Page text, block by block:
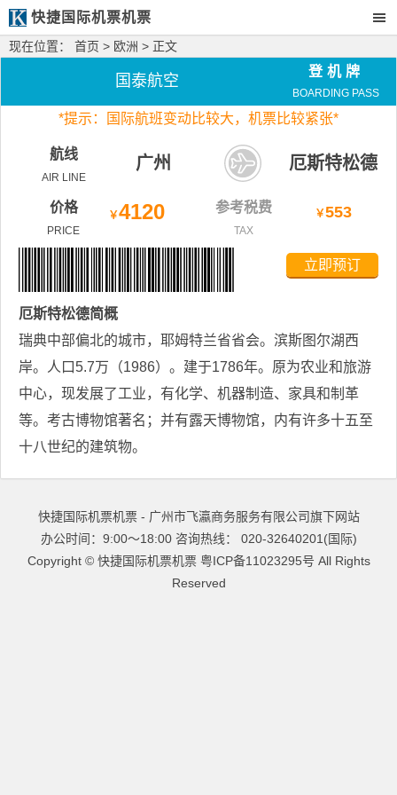
快捷国际机票机票
现在位置： 首页 > 欧洲 > 正文
国泰航空
登机牌
BOARDING PASS
*提示：国际航班变动比较大， 机票比较紧张*
航线
AIR LINE
广州 厄斯特松德
价格
PRICE
￥4120 参考税费
TAX
￥553
立即预订
厄斯特松德简概
瑞典中部偏北的城市，耶姆特兰省省会。滨斯图尔湖西
岸。人口5.7万（1986）。建于1786年。原为农业和旅游
中心，现发展了工业，有化学、机器制造、家具和制革
等。考古博物馆著名；并有露天博物馆，内有许多十五至
十八世纪的建筑物。
快捷国际机票机票 - 广州市飞瀛商务服务有限公司旗下网站
办公时间：9:00～18:00 咨询热线： 020-32640201(国际)
Copyright © 快捷国际机票机票 粤ICP备11023295号 All Rights
Reserved